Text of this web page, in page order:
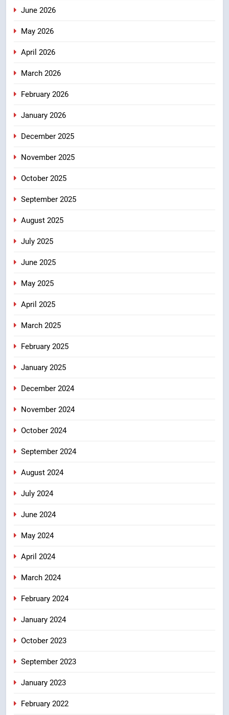
June 2026
May 2026
April 2026
March 2026
February 2026
January 2026
December 2025
November 2025
October 2025
September 2025
August 2025
July 2025
June 2025
May 2025
April 2025
March 2025
February 2025
January 2025
December 2024
November 2024
October 2024
September 2024
August 2024
July 2024
June 2024
May 2024
April 2024
March 2024
February 2024
January 2024
October 2023
September 2023
January 2023
February 2022